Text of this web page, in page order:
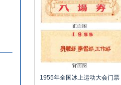
1955年全国冰上运动大会门票